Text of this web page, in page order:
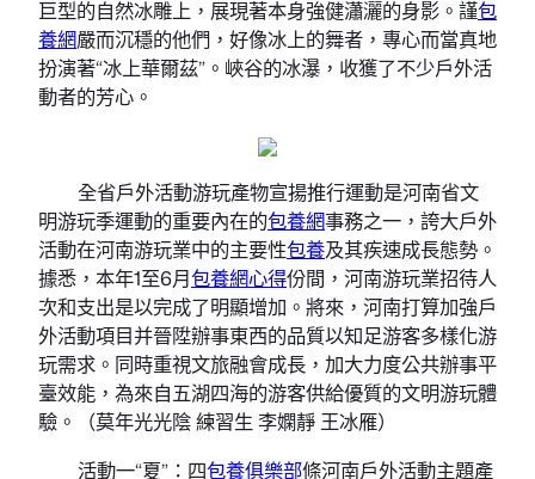
巨型的自然冰雕上，展現著本身強健瀟灑的身影。謹包
養網嚴而沉穩的他們，好像冰上的舞者，專心而當真地
扮演著“冰上華爾茲”。峽谷的冰瀑，收獲了不少戶外活
動者的芳心。
全省戶外活動游玩產物宣揚推行運動是河南省文
明游玩季運動的重要內在的包養網事務之一，誇大戶外
活動在河南游玩業中的主要性包養及其疾速成長態勢。
據悉，本年1至6月包養網心得份間，河南游玩業招待人
次和支出是以完成了明顯增加。將來，河南打算加強戶
外活動項目并晉陞辦事東西的品質以知足游客多樣化游
玩需求。同時重視文旅融會成長，加大力度公共辦事平
臺效能，為來自五湖四海的游客供給優質的文明游玩體
驗。（莫年光光陰 練習生 李嫻靜 王冰雁）
活動一“夏”：四包養俱樂部條河南戶外活動主題產